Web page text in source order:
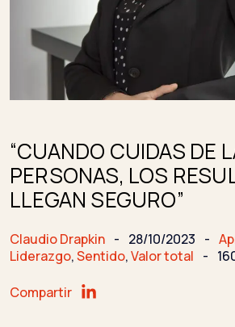
“CUANDO CUIDAS DE
PERSONAS, LOS
LLEGAN SEGURO”
Claudio Drapkin - 28/10/2023 -
Liderazgo,Sentido,Valor total -
Compartir